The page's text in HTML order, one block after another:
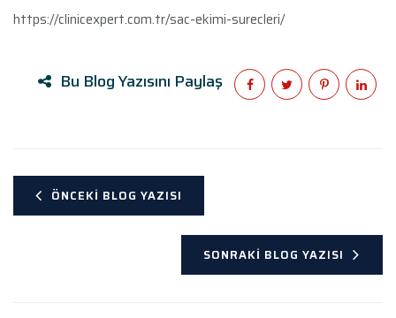
https://clinicexpert.com.tr/sac-ekimi-surecleri/
Bu Blog Yazısını Paylaş
ÖNCEKI BLOG YAZISI
SONRAKI BLOG YAZISI